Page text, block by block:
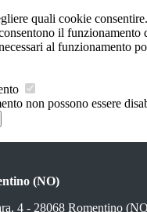
quali cookie consentire.
il
al funzionamento
non possono essere
(NO)
4 - 28068 Romentino